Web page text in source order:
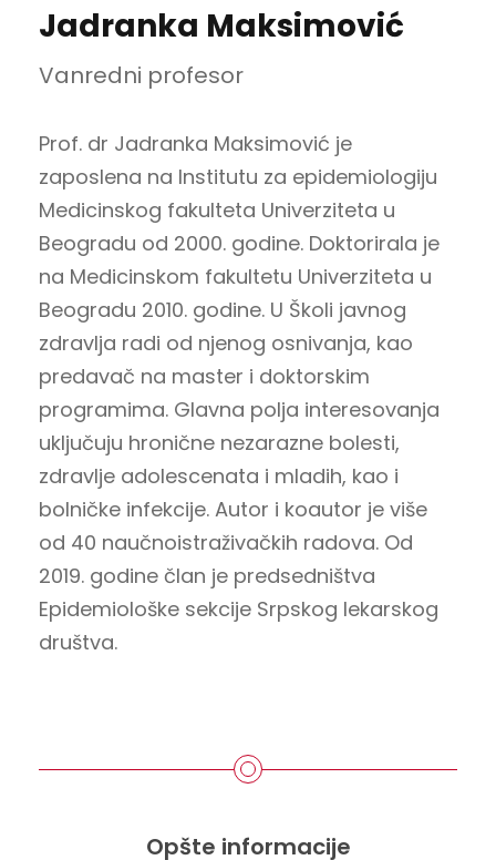
Jadranka Maksimović
Vanredni profesor
Prof. dr Jadranka Maksimović je
zaposlena na Institutu za epidemiologiju
Medicinskog fakulteta Univerziteta u
Beogradu od 2000. godine. Doktorirala je
na Medicinskom fakultetu Univerziteta u
Beogradu 2010. godine. U Školi javnog
zdravlja radi od njenog osnivanja, kao
predavač na master i doktorskim
programima. Glavna polja interesovanja
uključuju hronične nezarazne bolesti,
zdravlje adolescenata i mladih, kao i
bolničke infekcije. Autor i koautor je više
od 40 naučnoistraživačkih radova. Od
2019. godine član je predsedništva
Epidemiološke sekcije Srpskog lekarskog
društva.
Opšte informacije